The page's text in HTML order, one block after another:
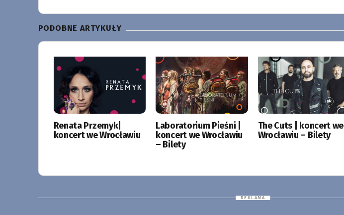
PODOBNE ARTYKUŁY
Renata Przemyk|
koncert we Wrocławiu
Laboratorium Pieśni |
koncert we Wrocławiu
– Bilety
The Cuts | koncert we
Wrocławiu – Bilety